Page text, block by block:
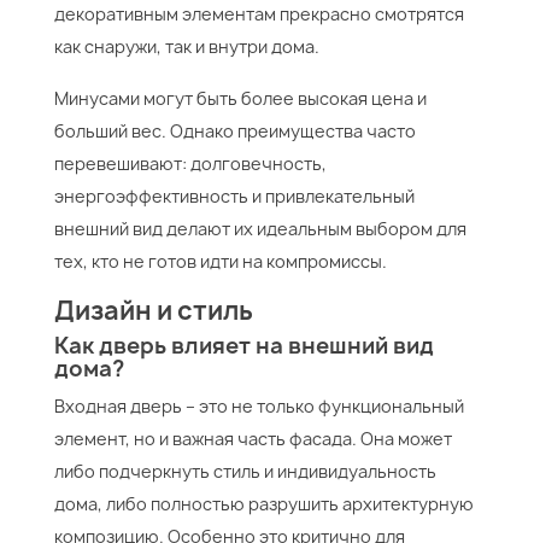
декоративным элементам прекрасно смотрятся
как снаружи, так и внутри дома.
Минусами могут быть более высокая цена и
больший вес. Однако преимущества часто
перевешивают: долговечность,
энергоэффективность и привлекательный
внешний вид делают их идеальным выбором для
тех, кто не готов идти на компромиссы.
Дизайн и стиль
Как дверь влияет на внешний вид
дома?
Входная дверь – это не только функциональный
элемент, но и важная часть фасада. Она может
либо подчеркнуть стиль и индивидуальность
дома, либо полностью разрушить архитектурную
композицию. Особенно это критично для